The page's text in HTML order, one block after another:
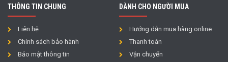
THÔNG TIN CHUNG
Liên hệ
Chính sách bảo hành
Bảo mật thông tin
DÀNH CHO NGƯỜI MUA
Hướng dẫn mua hàng online
Thanh toán
Vận chuyển